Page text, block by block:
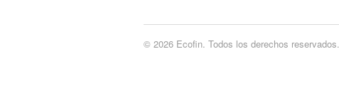
ganar
hoy
© 2026 Ecofin. Todos los derechos reservados.